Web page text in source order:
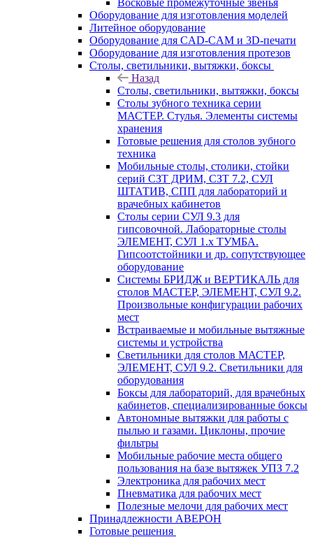
Восковые промежуточные звенья
Оборудование для изготовления моделей
Литейное оборудование
Оборудование для CAD-CAM и 3D-печати
Оборудование для изготовления протезов
Cтолы, светильники, вытяжки, боксы
Назад
Cтолы, светильники, вытяжки, боксы
Столы зубного техника серии
МАСТЕР. Стулья. Элементы системы
хранения
Готовые решения для столов зубного
техника
Мобильные столы, столики, стойки
серий СЗТ ДРИМ, СЗТ 7.2, СУЛ
ШТАТИВ, СПП для лабораторий и
врачебных кабинетов
Столы серии СУЛ 9.3 для
гипсовочной. Лабораторные столы
ЭЛЕМЕНТ, СУЛ 1.х ТУМБА.
Гипсоотстойники и др. сопутствующее
оборудование
Системы БРИДЖ и ВЕРТИКАЛЬ для
столов МАСТЕР, ЭЛЕМЕНТ, СУЛ 9.2.
Произвольные конфигурации рабочих
мест
Встраиваемые и мобильные вытяжные
системы и устройства
Светильники для столов МАСТЕР,
ЭЛЕМЕНТ, СУЛ 9.2. Светильники для
оборудования
Боксы для лабораторий, для врачебных
кабинетов, специализированные боксы
Автономные вытяжки для работы с
пылью и газами. Циклоны, прочие
фильтры
Мобильные рабочие места общего
пользования на базе вытяжек УПЗ 7.2
Электроника для рабочих мест
Пневматика для рабочих мест
Полезные мелочи для рабочих мест
Принадлежности АВЕРОН
Готовые решения